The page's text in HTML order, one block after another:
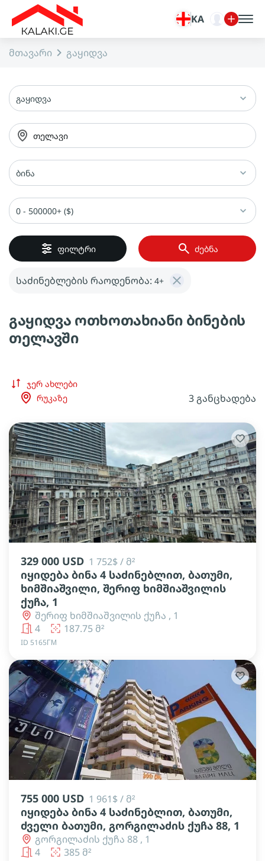
KA
მთავარი გაყიდვა
გაყიდვა
თელავი
ბინა
0 - 500000+ ($)
ფილტრი ძებნა
საძინებლების რაოდენობა: 4+
გაყიდვა ოთხოთახიანი ბინების
თელავში
ჯერ ახლები
რუკაზე
3 განცხადება
lens lens lens lens lens
329 000 USD 1 752$ / მ²
იყიდება ბინა 4 საძინებლით, ბათუმი,
ხიმშიაშვილი, შერიფ ხიმშიაშვილის
ქუჩა, 1
შერიფ ხიმშიაშვილის ქუჩა , 1
4
187.75 მ²
ID 5165ГМ
lens lens lens lens lens lens lens
755 000 USD 1 961$ / მ²
იყიდება ბინა 4 საძინებლით, ბათუმი,
ძველი ბათუმი, გორგილაძის ქუჩა 88, 1
გორგილაძის ქუჩა 88 , 1
4
385 მ²